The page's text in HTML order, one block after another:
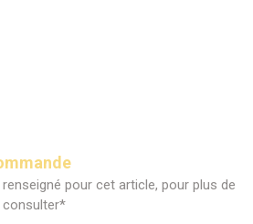
pour cet article, pour plus de
consulter*